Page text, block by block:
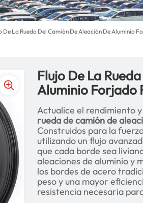
De La Rueda Del Camión De Aleación De Aluminio
Flujo De La
Aluminio Forjado
Actualice el rendimiento
rueda de camión de
Construidos para la
utilizando un flujo
que cada borde sea
aleaciones de aluminio y
los bordes de acero
peso y una mayor
resistencia necesaria